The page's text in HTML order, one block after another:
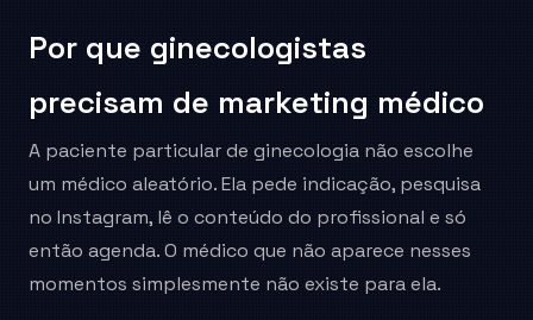
Por que ginecologistas
precisam de marketing médico
A paciente particular de ginecologia não escolhe
um médico aleatório. Ela pede indicação, pesquisa
no Instagram, lê o conteúdo do profissional e só
então agenda. O médico que não aparece nesses
momentos simplesmente não existe para ela.